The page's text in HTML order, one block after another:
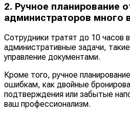
2. Ручное планирование
администраторов много
Сотрудники тратят до 10 часов
административные задачи,
управление документами.
Кроме того, ручное
ошибкам, как двойные
подтверждения или забытые
ваш профессионализм.